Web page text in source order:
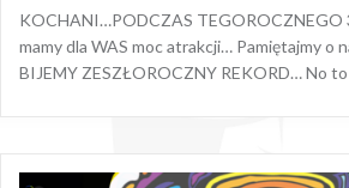
KOCHANI…PODCZAS TEGOROCZNEGO
mamy dla WAS moc atrakcji… Pamiętajmy o
BIJEMY ZESZŁOROCZNY REKORD… No